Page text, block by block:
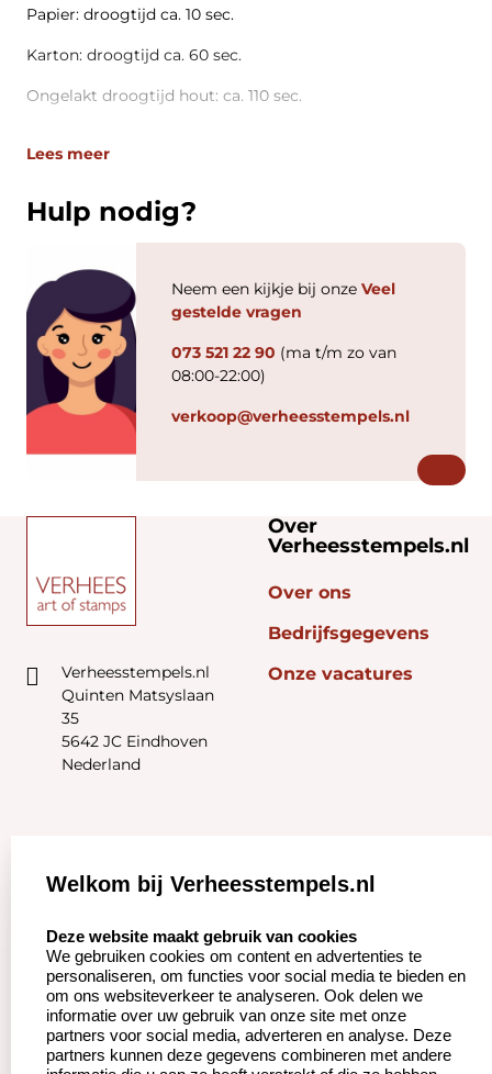
Papier: droogtijd ca. 10 sec.
Karton: droogtijd ca. 60 sec.
Ongelakt droogtijd hout: ca. 110 sec.
Lees meer
Hulp nodig?
Neem een kijkje bij onze Veel
gestelde vragen
073 521 22 90 (ma t/m zo van
08:00-22:00)
verkoop@verheesstempels.nl
Verheesstempels.nl
Quinten Matsyslaan
35
5642 JC Eindhoven
Nederland
Over
Verheesstempels.nl
Over ons
Bedrijfsgegevens
Onze vacatures
Zakelijk:
Betaling &
Verzending
Wederverkoper
worden
Klantenservice:
Veel gestelde vragen
Herroepingsrecht
Retourneren
Welkom bij Verheesstempels.nl
Deze website maakt gebruik van cookies
We gebruiken cookies om content en advertenties te
personaliseren, om functies voor social media te bieden en
om ons websiteverkeer te analyseren. Ook delen we
informatie over uw gebruik van onze site met onze
partners voor social media, adverteren en analyse. Deze
partners kunnen deze gegevens combineren met andere